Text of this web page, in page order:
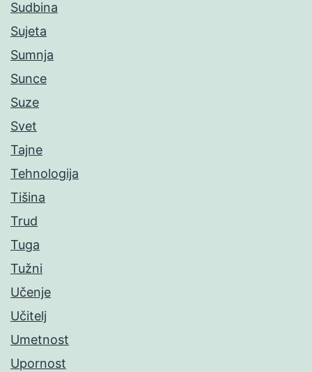
Sudbina
Sujeta
Sumnja
Sunce
Suze
Svet
Tajne
Tehnologija
Tišina
Trud
Tuga
Tužni
Učenje
Učitelj
Umetnost
Upornost